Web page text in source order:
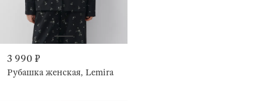
3 990 ₽
Рубашка женская, Lemira